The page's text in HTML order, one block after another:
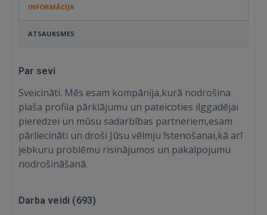
INFORMĀCIJA
ATSAUKSMES
Par sevi
Sveicināti. Mēs esam kompānija,kurā nodrošina
plaša profila pārklājumu un pateicoties ilggadējai
pieredzei un mūsu sadarbības partneriem,esam
pārliecināti un droši Jūsu vēlmju īstenošanai,kā arī
jebkuru problēmu risinājumos un pakalpojumu
nodrošināšanā.
Darba veidi (693)